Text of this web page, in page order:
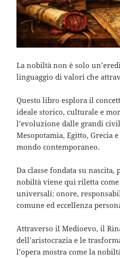
La nobiltà non è solo
linguaggio di valori che
Questo libro esplora il
idealestorico, culturale e
l’evoluzione dalle grandi
Mesopotamia, Egitto, Grecia
mondo contemporaneo.
Da classe fondata su
nobiltà viene qui riletta
universali: onore,
comune ed eccellenza
Attraverso il Medioevo, il
dell’aristocrazia e le
l’opera mostra come la